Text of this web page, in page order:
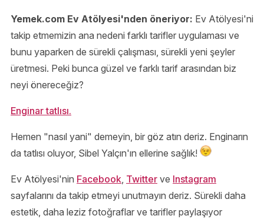
Yemek.com Ev Atölyesi'nden öneriyor: Ev Atölyesi'ni
takip etmemizin ana nedeni farklı tarifler uygulaması ve
bunu yaparken de sürekli çalışması, sürekli yeni şeyler
üretmesi. Peki bunca güzel ve farklı tarif arasından biz
neyi önereceğiz?
Enginar tatlısı.
Hemen "nasıl yani" demeyin, bir göz atın deriz. Enginarın
da tatlısı oluyor, Sibel Yalçın'ın ellerine sağlık!
Ev Atölyesi'nin Facebook, Twitter ve Instagram
sayfalarını da takip etmeyi unutmayın deriz. Sürekli daha
estetik, daha leziz fotoğraflar ve tarifler paylaşıyor